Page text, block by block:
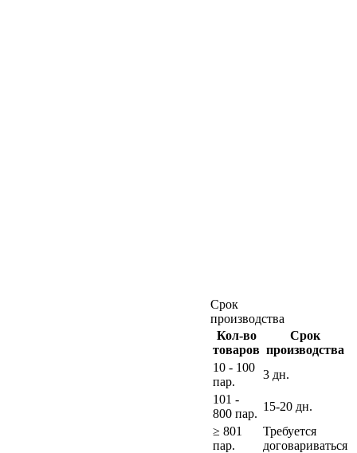
Срок
производства
Кол-во
товаров
Срок
производства
10 - 100
пар.
3 дн.
101 -
800 пар.
15-20 дн.
≥ 801
пар.
Требуется
договариваться